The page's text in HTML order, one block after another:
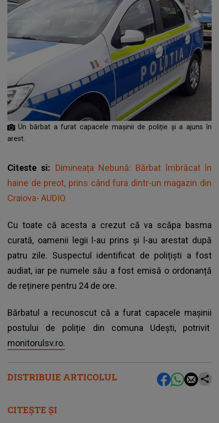
DISTRIBUIE ARTICOLUL
Un bărbat a furat capacele mașinii de poliție și a ajuns în
arest.
Citeste si: Dimineața Nebună: Bărbat îmbrăcat în
haine de preot, prins când fura dintr-un magazin din
Craiova- AUDIO
Cu toate că acesta a crezut că va scăpa basma
curată, oamenii legii l-au prins și l-au arestat după
patru zile. Suspectul identificat de polițiști a fost
audiat, iar pe numele său a fost emisă o ordonanță
de reținere pentru 24 de ore.
Bărbatul a recunoscut că a furat capacele mașinii
postului de poliție din comuna Udești, potrivit
monitorulsv.ro.
CITEȘTE ȘI